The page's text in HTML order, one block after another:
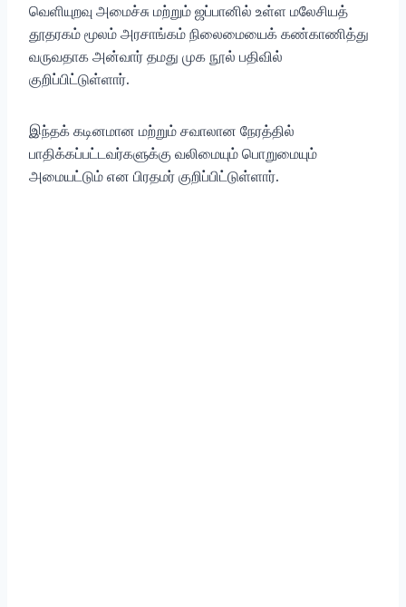
வெளியுறவு அமைச்சு மற்றும் ஜப்பானில் உள்ள மலேசியத்
தூதரகம் மூலம் அரசாங்கம் நிலைமையைக் கண்காணித்து
வருவதாக அன்வார் தமது முக நூல் பதிவில்
குறிப்பிட்டுள்ளார்.
இந்தக் கடினமான மற்றும் சவாலான நேரத்தில்
பாதிக்கப்பட்டவர்களுக்கு வலிமையும் பொறுமையும்
அமையட்டும் என பிரதமர் குறிப்பிட்டுள்ளார்.